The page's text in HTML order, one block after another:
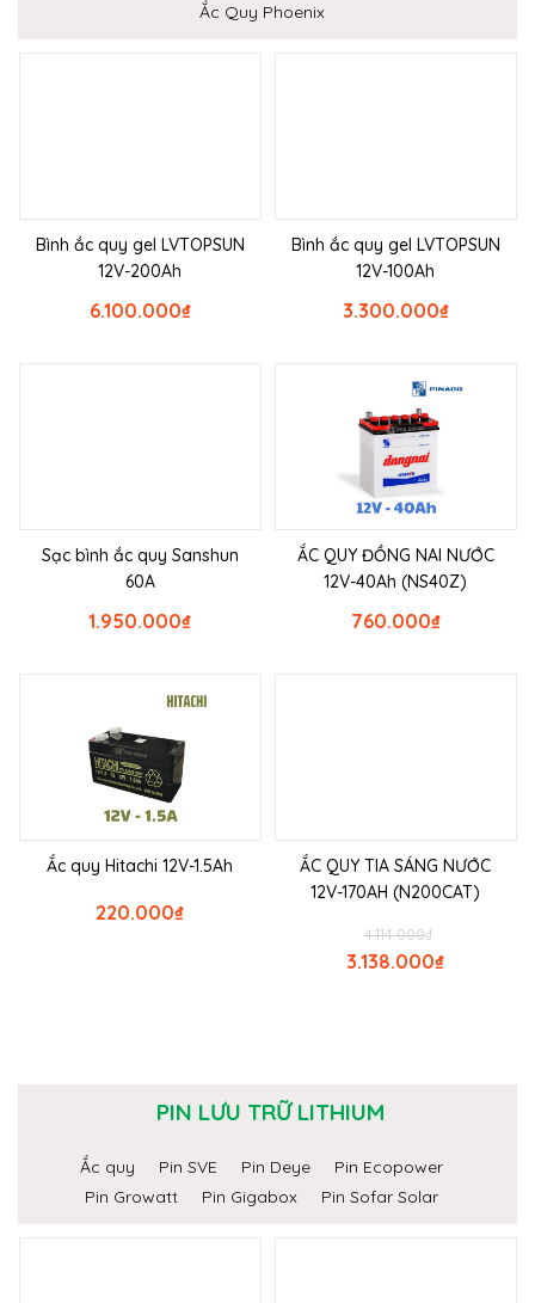
Ắc Quy Phoenix
Bình ắc quy gel LVTOPSUN
12V-200Ah
₫
6.100.000
Bình ắc quy gel LVTOPSUN
12V-100Ah
₫
3.300.000
Sạc bình ắc quy Sanshun
60A
₫
1.950.000
ẮC QUY ĐỒNG NAI NƯỚC
12V-40Ah (NS40Z)
₫
760.000
Ắc quy Hitachi 12V-1.5Ah
₫
220.000
ẮC QUY TIA SÁNG NƯỚC
12V-170AH (N200CAT)
₫
4.114.000
₫
3.138.000
PIN LƯU TRỮ LITHIUM
Ắc quy Pin SVE Pin Deye
Pin Ecopower
Pin Growatt
Pin Gigabox Pin Sofar Solar